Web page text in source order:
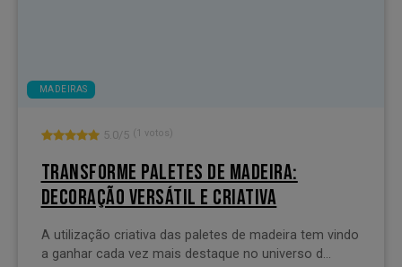
MADEIRAS
5.0/5 (1 votos)
TRANSFORME PALETES DE MADEIRA:
DECORAÇÃO VERSÁTIL E CRIATIVA
A utilização criativa das paletes de madeira tem vindo
a ganhar cada vez mais destaque no universo d...